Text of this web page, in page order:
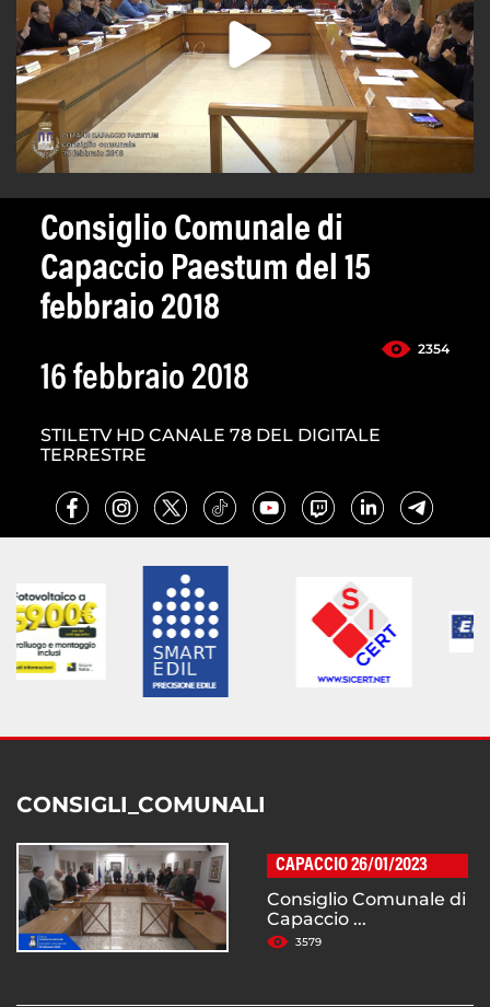
Consiglio Comunale di
Capaccio Paestum del 15
febbraio 2018
2354
16 febbraio 2018
STILETV HD CANALE 78 DEL DIGITALE
TERRESTRE
CONSIGLI_COMUNALI
CAPACCIO 26/01/2023
Consiglio Comunale di
Capaccio ...
3579